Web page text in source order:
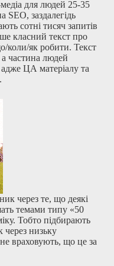
для людей 25-35
SEO, заздалегідь
сотні тисяч запитів
класний текст про
коли/як робити. Текст
а частина людей
адже ЦА матеріалу та
через те, що деякі
темами типу «50
Тобто підбирають
через низьку
враховують, що це за